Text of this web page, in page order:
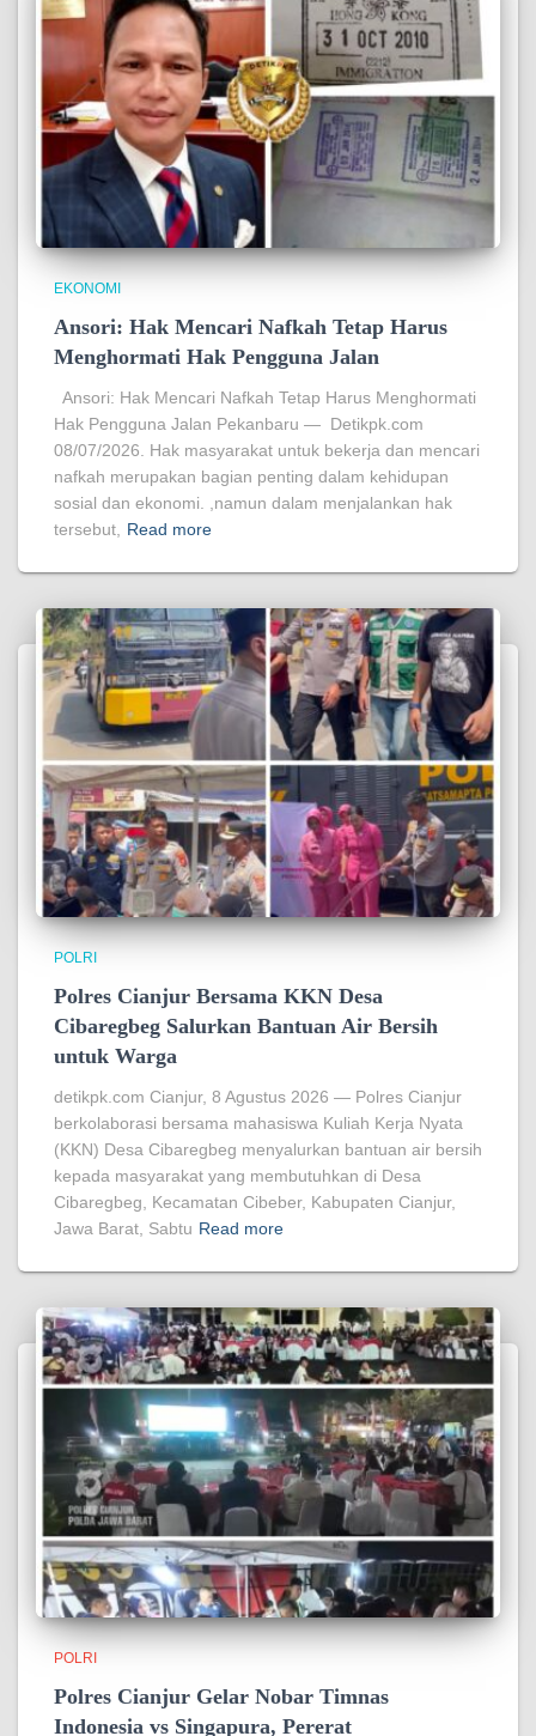
EKONOMI
Ansori: Hak Mencari Nafkah Tetap Harus
Menghormati Hak Pengguna Jalan
Ansori: Hak Mencari Nafkah Tetap Harus Menghormati
Hak Pengguna Jalan Pekanbaru — Detikpk.com
08/07/2026. Hak masyarakat untuk bekerja dan mencari
nafkah merupakan bagian penting dalam kehidupan
sosial dan ekonomi. ,namun dalam menjalankan hak
tersebut,
Read more
POLRI
Polres Cianjur Bersama KKN Desa
Cibaregbeg Salurkan Bantuan Air Bersih
untuk Warga
detikpk.com Cianjur, 8 Agustus 2026 — Polres Cianjur
berkolaborasi bersama mahasiswa Kuliah Kerja Nyata
(KKN) Desa Cibaregbeg menyalurkan bantuan air bersih
kepada masyarakat yang membutuhkan di Desa
Cibaregbeg, Kecamatan Cibeber, Kabupaten Cianjur,
Jawa Barat, Sabtu Read more
POLRI
Polres Cianjur Gelar Nobar Timnas
Indonesia vs Singapura, Pererat